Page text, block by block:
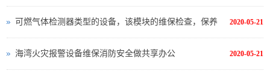
2020-05-21
可燃气体检测器类型的设备，该模块的维保检查，保养
2020-05-21
海湾火灾报警设备维保消防安全做共享办公